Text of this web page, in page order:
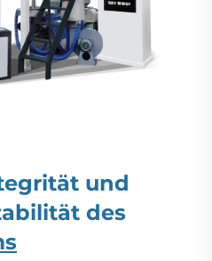
und
des